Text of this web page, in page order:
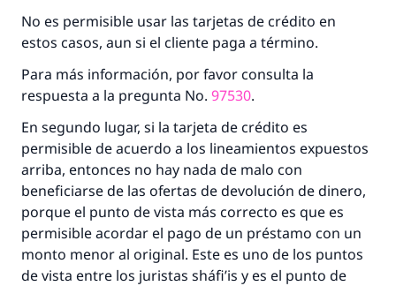
No es permisible usar las tarjetas de crédito en
estos casos, aun si el cliente paga a término.
Para más información, por favor consulta la
respuesta a la pregunta No. 97530.
En segundo lugar, si la tarjeta de crédito es
permisible de acuerdo a los lineamientos expuestos
arriba, entonces no hay nada de malo con
beneficiarse de las ofertas de devolución de dinero,
porque el punto de vista más correcto es que es
permisible acordar el pago de un préstamo con un
monto menor al original. Este es uno de los puntos
de vista entre los juristas sháfi’is y es el punto de